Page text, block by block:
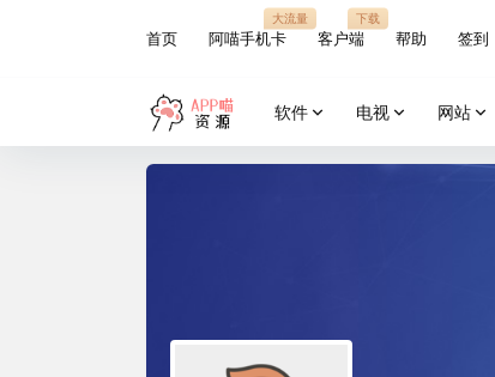
首页 阿喵手机卡
大流量
客户端
下载
帮助 签到
软件 电视 网站